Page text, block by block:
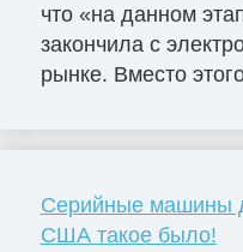
что «на данном
закончила с
рынке. Вместо
Серийные машины
США такое было!